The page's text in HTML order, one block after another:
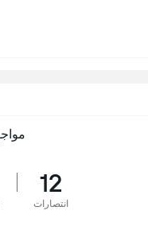
12
انتصارات